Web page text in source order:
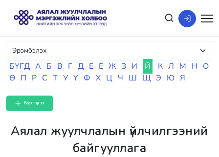
БҮГД А Б В Г Д Е Ё Ж З И Й К Л М Н О
Ө П Р С Т У Ү Ф Х Ц Ч Ш Щ Э Ю Я
Бүртгүүлэх
Аялал жуулчлалын үйлчилгээний
байгууллага